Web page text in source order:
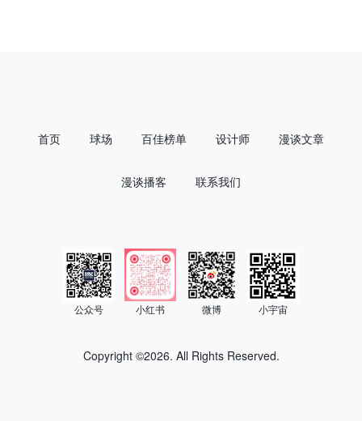
首页 球场 百佳榜单 设计师 漫谈文章
漫谈播客 联系我们
公众号 小红书 微博 小宇宙
Copyright ©2026. All Rights Reserved.